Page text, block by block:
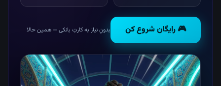
🎮 رایگان شروع کن بدونِ نیاز به کارتِ بانکی — همین حالا